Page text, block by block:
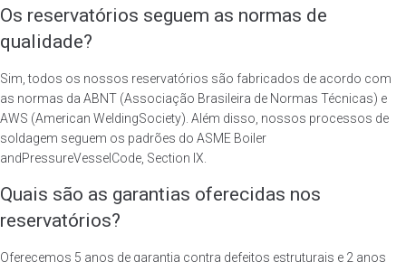
Os reservatórios seguem as normas de
qualidade?
Sim, todos os nossos reservatórios são fabricados de acordo com
as normas da ABNT (Associação Brasileira de Normas Técnicas) e
AWS (American WeldingSociety). Além disso, nossos processos de
soldagem seguem os padrões do ASME Boiler
andPressureVesselCode, Section IX.
Quais são as garantias oferecidas nos
reservatórios?
Oferecemos 5 anos de garantia contra defeitos estruturais e 2 anos